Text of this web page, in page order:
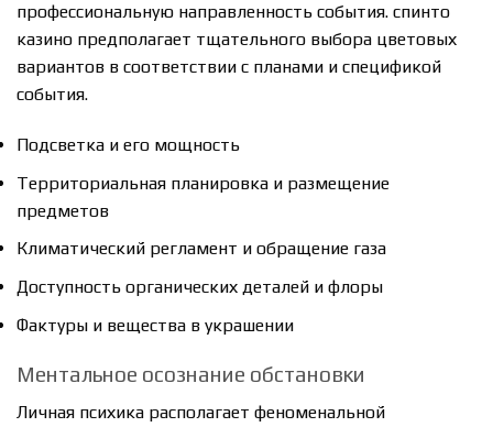
профессиональную направленность события. спинто
казино предполагает тщательного выбора цветовых
вариантов в соответствии с планами и спецификой
события.
Подсветка и его мощность
Территориальная планировка и размещение
предметов
Климатический регламент и обращение газа
Доступность органических деталей и флоры
Фактуры и вещества в украшении
Ментальное осознание обстановки
Личная психика располагает феноменальной